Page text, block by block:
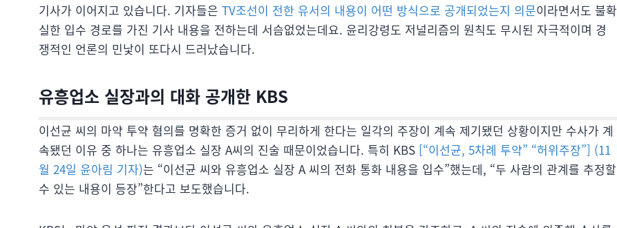
기사가 이어지고 있습니다. 기자들은 TV조선이 전한 유서의 내용이 어떤 방식으로 공개되었는지 의문이라면서도 불확
실한 입수 경로를 가진 기사 내용을 전하는데 서슴없었는데요. 윤리강령도 저널리즘의 원칙도 무시된 자극적이며 경
쟁적인 언론의 민낯이 또다시 드러났습니다.
유흥업소 실장과의 대화 공개한 KBS
이선균 씨의 마약 투약 혐의를 명확한 증거 없이 무리하게 한다는 일각의 주장이 계속 제기됐던 상황이지만 수사가 계
속됐던 이유 중 하나는 유흥업소 실장 A씨의 진술 때문이었습니다. 특히 KBS [“이선균, 5차례 투약” “허위주장”] (11
월 24일 윤아림 기자)는 “이선균 씨와 유흥업소 실장 A 씨의 전화 통화 내용을 입수”했는데, “두 사람의 관계를 추정할
수 있는 내용이 등장”한다고 보도했습니다.